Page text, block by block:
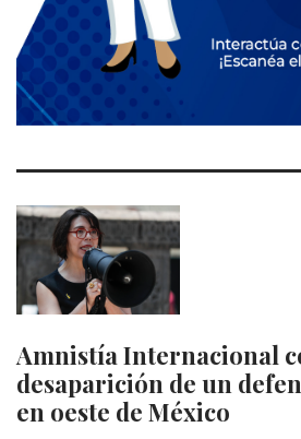
Amnistía Internacional
desaparición de un
en oeste de México